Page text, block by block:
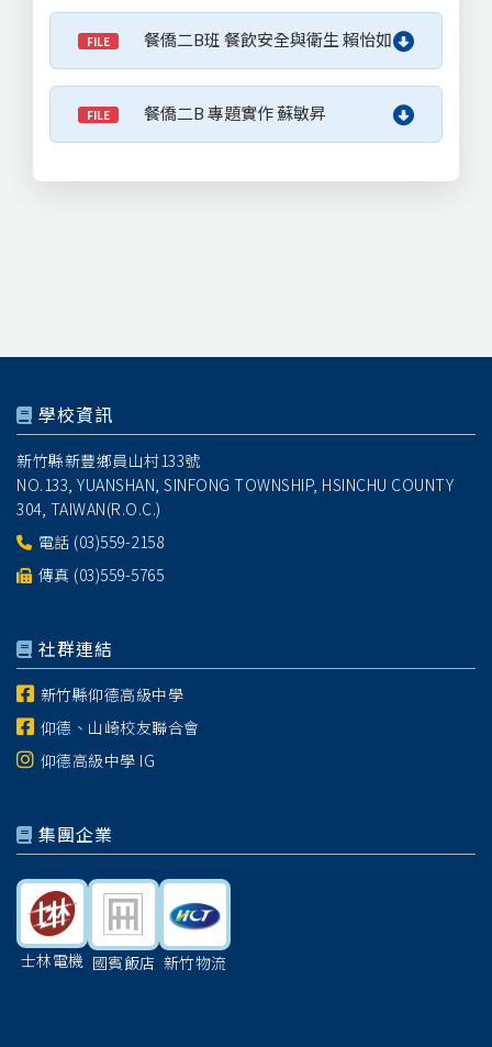
FILE 餐僑二B班 餐飲安全與衛生 賴怡如
FILE 餐僑二B 專題實作 蘇敏昇
學校資訊
新竹縣新豐鄉員山村133號
NO.133, YUANSHAN, SINFONG TOWNSHIP, HSINCHU COUNTY
304, TAIWAN(R.O.C.)
電話 (03)559-2158
傳真 (03)559-5765
社群連結
新竹縣仰德高級中學
仰德、山崎校友聯合會
仰德高級中學 IG
集團企業
士林電機 國賓飯店 新竹物流